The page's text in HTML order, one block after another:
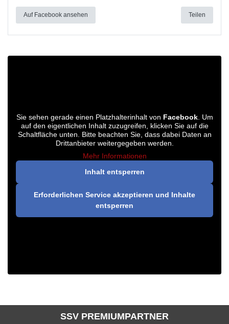
Auf Facebook ansehen Teilen
Sie sehen gerade einen Platzhalterinhalt von Facebook. Um
auf den eigentlichen Inhalt zuzugreifen, klicken Sie auf die
Schaltfläche unten. Bitte beachten Sie, dass dabei Daten an
Drittanbieter weitergegeben werden.
Mehr Informationen
Inhalt entsperren
Erforderlichen Service akzeptieren und Inhalte
entsperren
SSV PREMIUMPARTNER